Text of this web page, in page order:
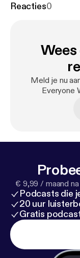
Reacties0
Meld je nu
Everyone
€ 9,99 / maand
Podcasts die
20 uur
Gratis